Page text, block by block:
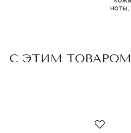
ноты,
С ЭТИМ
зарегистрируйтесь,
чтобы добавить товар в